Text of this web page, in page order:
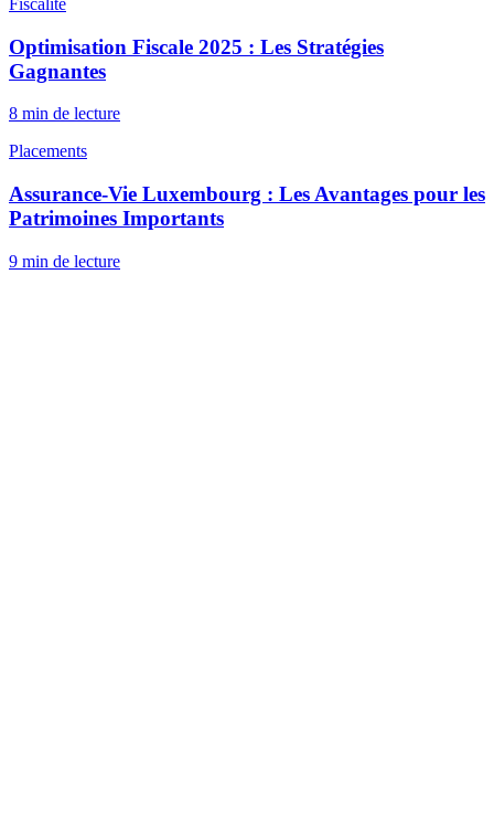
Fiscalité
Optimisation Fiscale 2025 : Les Stratégies
Gagnantes
8 min de lecture
Placements
Assurance-Vie Luxembourg : Les Avantages pour les
Patrimoines Importants
9 min de lecture